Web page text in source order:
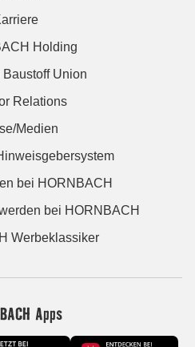
Holding
Baustoff Union
Relations
Medien
bei HORNBACH
bei HORNBACH
Werbeklassiker
Apps